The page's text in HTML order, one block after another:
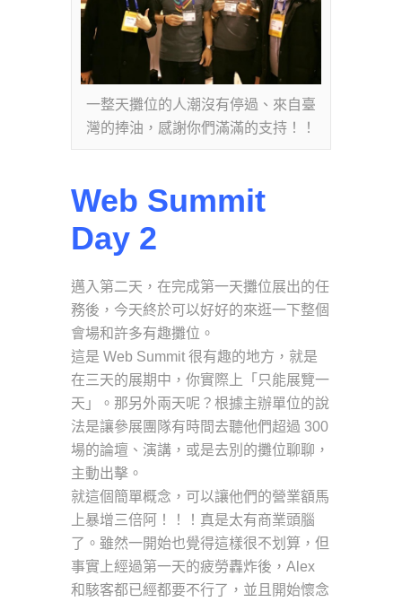
一整天攤位的人潮沒有停過、來自臺
灣的捧油，感謝你們滿滿的支持！！
Web Summit
Day 2
邁入第二天，在完成第一天攤位展出的任
務後，今天終於可以好好的來逛一下整個
會場和許多有趣攤位。
這是 Web Summit 很有趣的地方，就是
在三天的展期中，你實際上「只能展覽一
天」。那另外兩天呢？根據主辦單位的說
法是讓參展團隊有時間去聽他們超過 300
場的論壇、演講，或是去別的攤位聊聊，
主動出擊。
就這個簡單概念，可以讓他們的營業額馬
上暴增三倍阿！！！真是太有商業頭腦
了。雖然一開始也覺得這樣很不划算，但
事實上經過第一天的疲勞轟炸後，Alex
和駭客都已經都要不行了，並且開始懷念